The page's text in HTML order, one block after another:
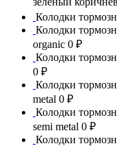
Колодки
Колодки
organic 0 ₽
Колодки
0 ₽
Колодки
metal 0 ₽
Колодки
semi metal 0 ₽
Колодки